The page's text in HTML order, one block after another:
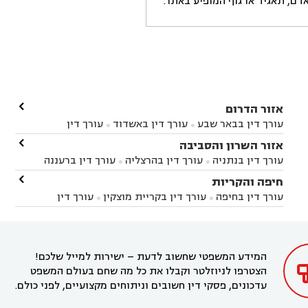
אזור הדרום
עורך דין בבאר שבע  עורך דין באשדוד 
עורך דין
באשקלון
עורך דין בבאר טוביה עורך דין בגן יבנה
עורך דין בניר הבנים עורך דין בערד
זיקים
עורך דין בנתיבות עורך דין בקרית מלאכי

אזור השרון והסביבה
עורך דין בנתניה  עורך דין בהרצליה  עורך דין ברעננה
עורך דין בחדרה עורך דין בכפר סבא
עורך דין בהוד
השרון
עורך דין באבן יהודה
עורך דין בחריש עורך דין בקיסריה עורך דין בקדימה

חיפה והקריות
עורך דין בחיפה  עורך דין בקריית מוצקין 
עורך דין
בקרית מוצקין
עורך דין בקריית אתא
עורך דין

המידע המשפטי שחשוב לדעת – ישירות למייל שלכם!
הצטרפו לניוזלטר וקבלו את כל מה שחם בעולם המשפט
עדכונים, פסקי דין חשובים וניתוחים מקצועיים, לפני כולם.